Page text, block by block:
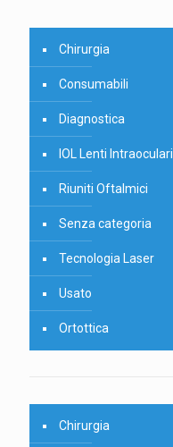
Chirurgia
Consumabili
Diagnostica
IOL Lenti Intraoculari
Riuniti Oftalmici
Senza categoria
Tecnologia Laser
Usato
Ortottica
Chirurgia